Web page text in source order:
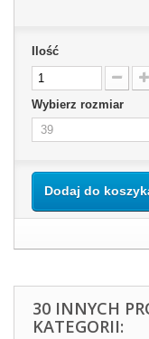
Ilość
Wybierz rozmiar
Dodaj do
30 INNYCH
KATEGORII: